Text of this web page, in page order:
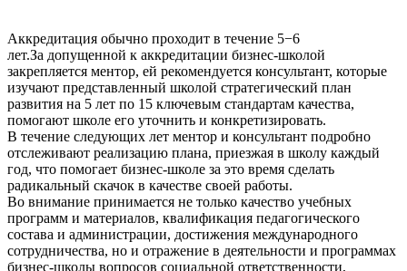
Аккредитация обычно проходит в течение 5−6
лет.За допущенной к аккредитации бизнес-школой
закрепляется ментор, ей рекомендуется консультант, которые
изучают представленный школой стратегический план
развития на 5 лет по 15 ключевым стандартам качества,
помогают школе его уточнить и конкретизировать.
В течение следующих лет ментор и консультант подробно
отслеживают реализацию плана, приезжая в школу каждый
год, что помогает бизнес-школе за это время сделать
радикальный скачок в качестве своей работы.
Во внимание принимается не только качество учебных
программ и материалов, квалификация педагогического
состава и администрации, достижения международного
сотрудничества, но и отражение в деятельности и программах
бизнес-школы вопросов социальной ответственности,